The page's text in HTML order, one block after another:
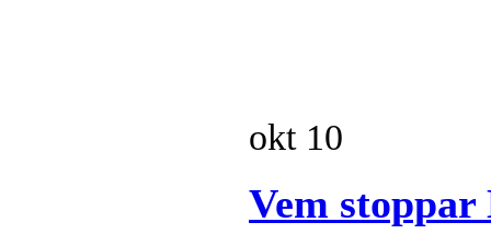
okt10
Vem